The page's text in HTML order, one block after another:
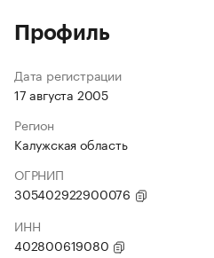
Профиль
Дата регистрации
17 августа 2005
Регион
Калужская область
ОГРНИП
305402922900076
ИНН
402800619080